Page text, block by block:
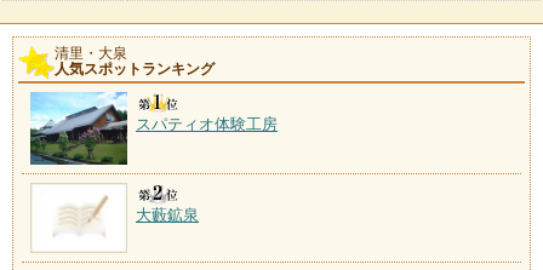
清里・大泉
人気スポットランキング
スパティオ体験工房
大藪鉱泉